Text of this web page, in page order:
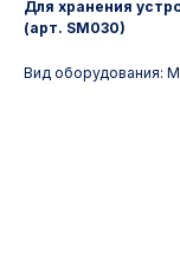
Для хранения
(арт. SM030)
Вид оборудования: